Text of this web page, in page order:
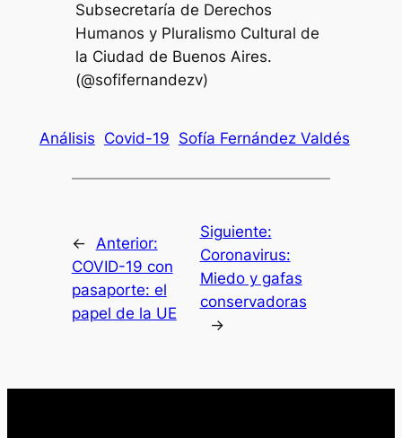
Subsecretaría de Derechos
Humanos y Pluralismo Cultural de
la Ciudad de Buenos Aires.
(@sofifernandezv)
Análisis Covid-19 Sofía Fernández Valdés
←
Anterior:
COVID-19 con
pasaporte: el
papel de la UE
Siguiente:
Coronavirus:
Miedo y gafas
conservadoras
→